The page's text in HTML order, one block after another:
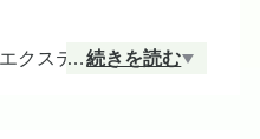
クステは奈良市へ。移
…続きを読む